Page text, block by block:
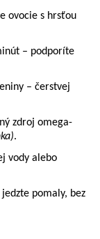
ovocie s hrsťou
– podporíte
– čerstvej
zdroj omega-
.
vody alebo
pomaly, bez